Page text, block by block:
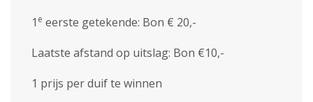
1 e eerste getekende: Bon € 20,-
Laatste afstand op uitslag: Bon €10,-
1 prijs per duif te winnen